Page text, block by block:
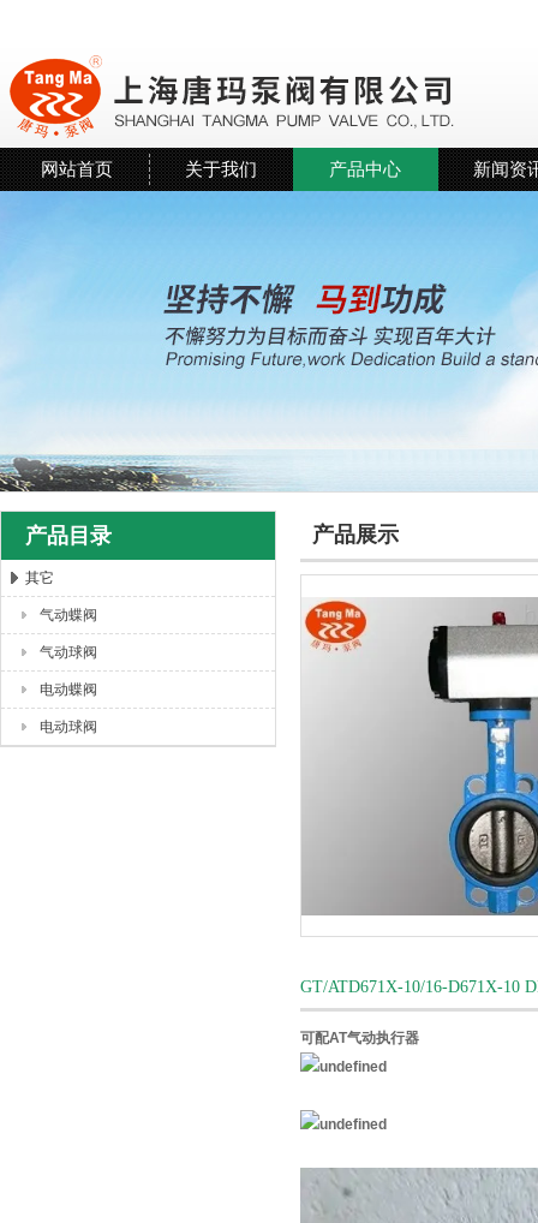
上海唐玛泵阀有限公司
网站首页 关于我们 产品中心 新闻资
产品目录
其它
气动蝶阀
气动球阀
电动蝶阀
电动球阀
产品展示
GT/ATD671X-10/16-D671X-10
可配AT气动执行器